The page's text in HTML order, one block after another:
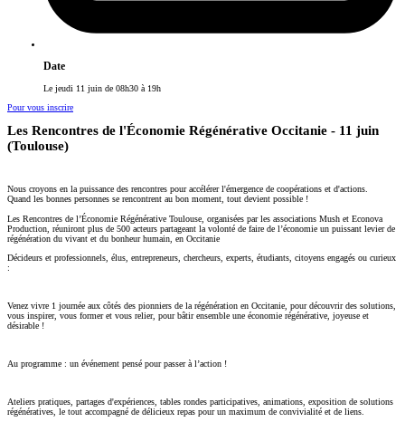
Date
Le jeudi 11 juin de 08h30 à 19h
Pour vous inscrire
Les Rencontres de l'Économie Régénérative Occitanie - 11 juin
(Toulouse)
Nous croyons en la puissance des rencontres pour accélérer l'émergence de coopérations et d'actions.
Quand les bonnes personnes se rencontrent au bon moment, tout devient possible !
Les Rencontres de l’Économie Régénérative Toulouse, organisées par les associations Mush et Econova
Production, réuniront plus de 500 acteurs partageant la volonté de faire de l’économie un puissant levier de
régénération du vivant et du bonheur humain, en Occitanie
Décideurs et professionnels, élus, entrepreneurs, chercheurs, experts, étudiants, citoyens engagés ou curieux
:
Venez vivre 1 journée aux côtés des pionniers de la régénération en Occitanie, pour découvrir des solutions,
vous inspirer, vous former et vous relier, pour bâtir ensemble une économie régénérative, joyeuse et
désirable !
Au programme : un événement pensé pour passer à l’action !
Ateliers pratiques, partages d'expériences, tables rondes participatives, animations, exposition de solutions
régénératives, le tout accompagné de délicieux repas pour un maximum de convivialité et de liens.